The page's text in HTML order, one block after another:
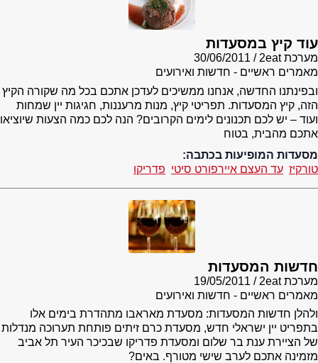
עוד קיץ במסעדות
מערכת 2eat
30/06/2011
מאמרים ראשיים - חדשות ואירועים
ובפינתנו החדשה, אנחנו ממשיכים לעדכן אתכם בכל מה שקורה הקיץ
הזה, קיץ המסעדות. תפריטי קיץ, מנות מרעננות, חגיגות יין שמחות
ועוד – יש לכם תכנונים לימים הקרובים? הנה לכם כמה הצעות שיוציאו
אתכם מהבית, בטוח
מסעדות המופיעות בכתבה:
טורקיז עד העצם איירפורט סיטי פדריקו
חדשות המסעדות
מערכת 2eat
19/05/2011
מאמרים ראשיים - חדשות ואירועים
ולהלן חדשות המסעדות: מסעדת מאראבו מתהדרת בימים אלו
בתפריט יין ישראלי חדש, מסעדת כרם זיתים פותחת תערוכה מנדלות
של הציירת ענת בר שלום ומסעדת פדריקו שבכיכר העיר תל אביב
מזמינה אתכם לערב שישי מטורף. באים?